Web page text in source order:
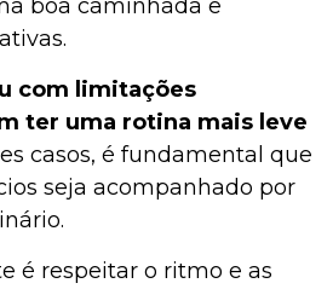
boa caminhada e
com limitações
ter uma rotina mais leve
casos, é fundamental que
seja acompanhado por
é respeitar o ritmo e as